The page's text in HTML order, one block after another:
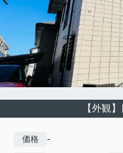
【外観
価格 -